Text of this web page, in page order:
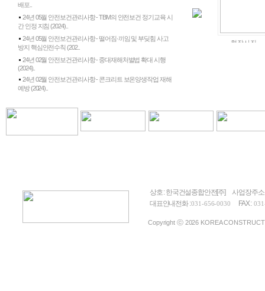
배포..
24년 05월 안전보건관리사항 - TBM의 안전보건 정기교육 시
간 인정 지침 (2024)..
24년 05월 안전보건관리사항 - 떨어짐·끼임 및 부딪힘 사고
방지 핵심안전수칙 (202..
24년 02월 안전보건관리사항 - 중대재해처벌법 확대 시행
(2024)..
24년 02월 안전보건관리사항 - 콘크리트 보온양생작업 재해
예방 (2024)..
현장사진 현장사진 현장사진
상호 : 한국건설종합안전[주]
사업장주
대표안내전화 :031-656-0030 FAX :
Copyright ⓒ 2026 KOREA